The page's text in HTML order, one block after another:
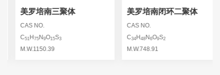
美罗培南三聚体
CAS NO.
51H75N9O15S3
M.W.1150.39
美罗培南闭环二聚体
CAS NO.
34H48N6O9S2
M.W.748.91